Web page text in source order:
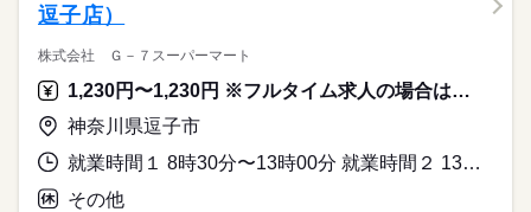
逗子店）
株式会社 Ｇ－７スーパーマート
1,230円〜1,230円 ※フルタイム求人の場合は月額（換算額）、パート求人の場合は時間額を表示しています。
神奈川県逗子市
就業時間１ 8時30分〜13時00分 就業時間２ 13時00分〜18時30分 就業時間３ 18時00分〜22時30分 就業時間に関する特記事項 シフト勤務（週２日以上）
その他